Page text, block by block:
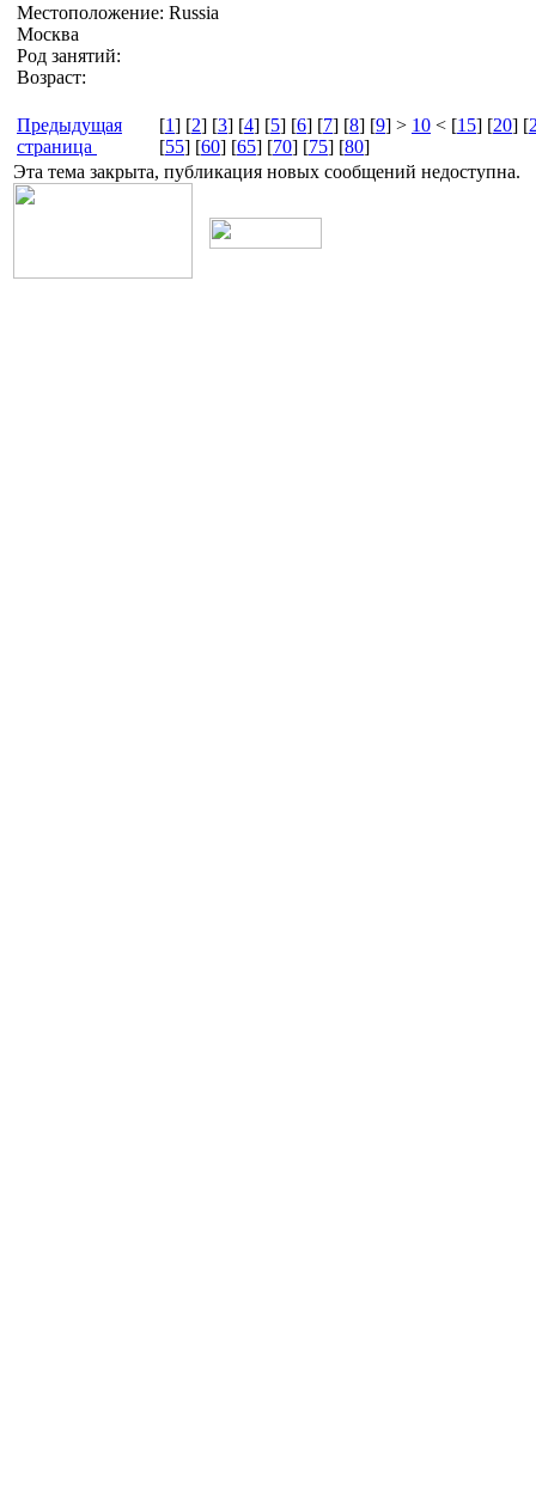
Местоположение: Russia
Москва
Род занятий:
Возраст:
Предыдущая
страница
[1] [2] [3] [4] [5] [6] [7] [8] [9] > 10 < [15] [20] [
[55] [60] [65] [70] [75] [80]
Эта тема закрыта, публикация новых сообщений недоступна.